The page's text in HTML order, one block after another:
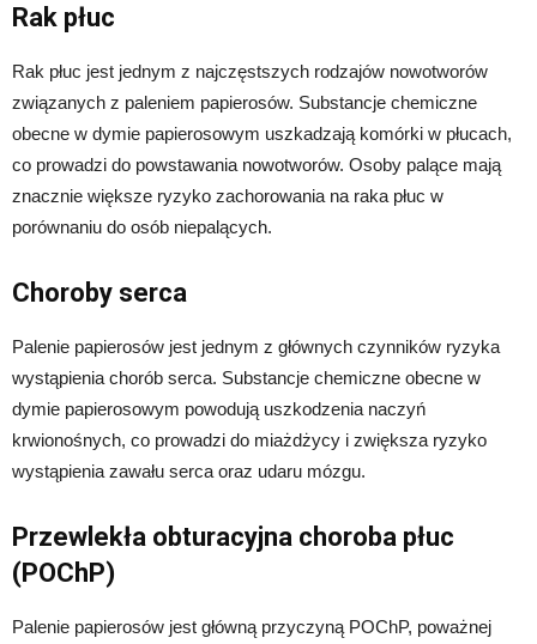
Rak płuc
Rak płuc jest jednym z najczęstszych rodzajów nowotworów
związanych z paleniem papierosów. Substancje chemiczne
obecne w dymie papierosowym uszkadzają komórki w płucach,
co prowadzi do powstawania nowotworów. Osoby palące mają
znacznie większe ryzyko zachorowania na raka płuc w
porównaniu do osób niepalących.
Choroby serca
Palenie papierosów jest jednym z głównych czynników ryzyka
wystąpienia chorób serca. Substancje chemiczne obecne w
dymie papierosowym powodują uszkodzenia naczyń
krwionośnych, co prowadzi do miażdżycy i zwiększa ryzyko
wystąpienia zawału serca oraz udaru mózgu.
Przewlekła obturacyjna choroba płuc
(POChP)
Palenie papierosów jest główną przyczyną POChP, poważnej